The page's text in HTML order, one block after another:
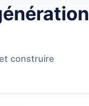
construire